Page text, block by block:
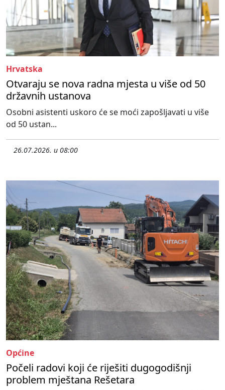
Hrvatska
Otvaraju se nova radna mjesta u više od 50
državnih ustanova
Osobni asistenti uskoro će se moći zapošljavati u više
od 50 ustan...
26.07.2026. u 08:00
Općine
Počeli radovi koji će riješiti dugogodišnji
problem mještana Rešetara